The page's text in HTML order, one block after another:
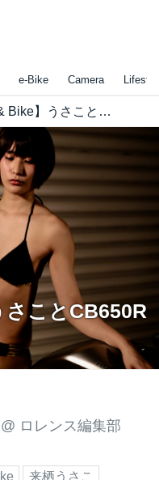
e-Bike Camera
【Beauty & Bike】うさことCB650R Vol.22
ことCB650R
@ ロレンス編集部
来栖うさこ